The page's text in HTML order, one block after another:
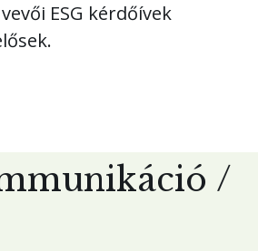
ESG kérdőívek
munikáció /